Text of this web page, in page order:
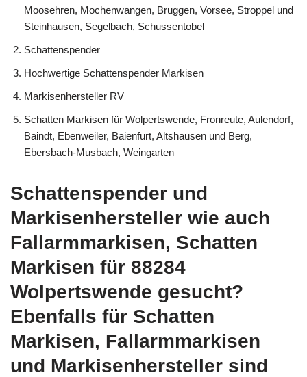
Moosehren, Mochenwangen, Bruggen, Vorsee, Stroppel und
Steinhausen, Segelbach, Schussentobel
Schattenspender
Hochwertige Schattenspender Markisen
Markisenhersteller RV
Schatten Markisen für Wolpertswende, Fronreute, Aulendorf,
Baindt, Ebenweiler, Baienfurt, Altshausen und Berg,
Ebersbach-Musbach, Weingarten
Schattenspender und
Markisenhersteller wie auch
Fallarmmarkisen, Schatten
Markisen für 88284
Wolpertswende gesucht?
Ebenfalls für Schatten
Markisen, Fallarmmarkisen
und Markisenhersteller sind